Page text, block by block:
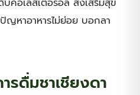
ญหาอาหารไม่ย่อย บอกลา
รดื่มชาเชียงดา